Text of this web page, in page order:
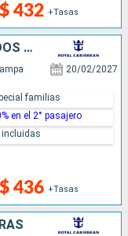
432 +Tasas
MÉXICO, HONDURAS, BELICE, ESTADOS UNIDOS
20/02/2027
436 +Tasas
familias
en el 2° pasajero